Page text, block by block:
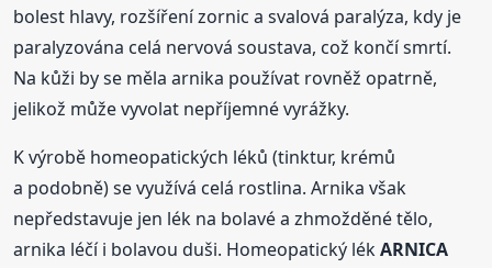
bolest hlavy, rozšíření zornic a svalová paralýza, kdy je
paralyzována celá nervová soustava, což končí smrtí.
Na kůži by se měla arnika používat rovněž opatrně,
jelikož může vyvolat nepříjemné vyrážky.
K výrobě homeopatických léků (tinktur, krémů
a podobně) se využívá celá rostlina. Arnika však
nepředstavuje jen lék na bolavé a zhmožděné tělo,
arnika léčí i bolavou duši. Homeopatický lékARNICA